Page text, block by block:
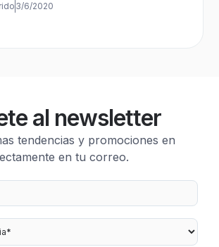
3/6/2020
al newsletter
tendencias y promociones en
en tu correo.